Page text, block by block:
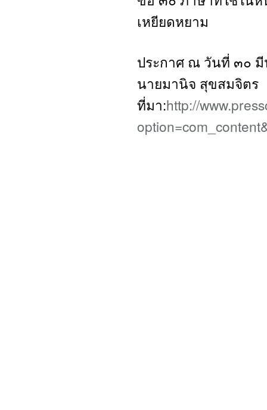
เหยียดหยาม
ประกาศ ณ วันที่ ๓๐
นายมานิจ สุขสมจิตร
ที่มา:http://